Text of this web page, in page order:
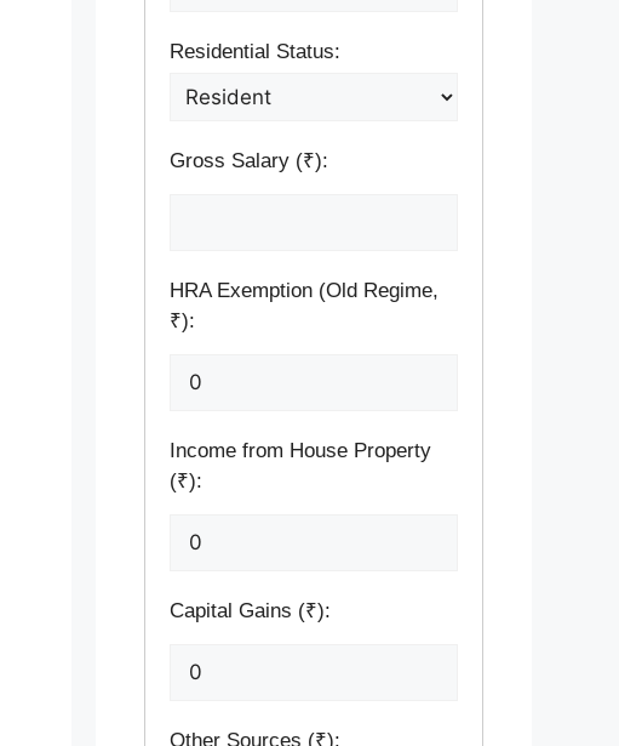
Residential Status:
Gross Salary (₹):
HRA Exemption (Old Regime,
₹):
Income from House Property
(₹):
Capital Gains (₹):
Other Sources (₹):